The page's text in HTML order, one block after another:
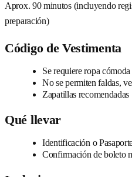
Aprox. 90 minutos (incluyendo
preparación)
Código de Vestimenta
Se requiere ropa
No se permiten faldas,
Zapatillas recomendadas
Qué llevar
Identificación o
Confirmación de boleto